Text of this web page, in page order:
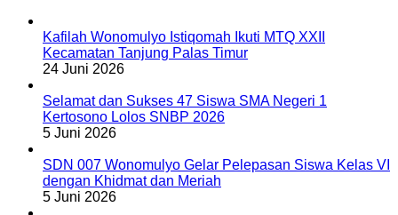
Kafilah Wonomulyo Istiqomah Ikuti MTQ XXII
Kecamatan Tanjung Palas Timur
24 Juni 2026
Selamat dan Sukses 47 Siswa SMA Negeri 1
Kertosono Lolos SNBP 2026
5 Juni 2026
SDN 007 Wonomulyo Gelar Pelepasan Siswa Kelas VI
dengan Khidmat dan Meriah
5 Juni 2026